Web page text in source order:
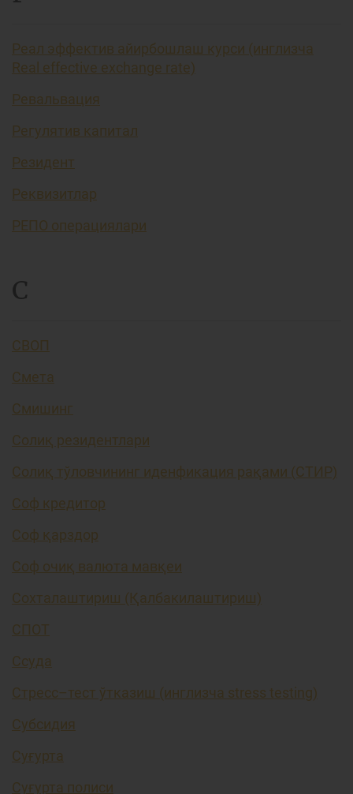
Реал эффектив айирбошлаш курси (инглизча
Real effective exchange rate)
Ревальвация
Регулятив капитал
Резидент
Реквизитлар
РЕПО операциялари
С
СВОП
Смета
Смишинг
Солиқ резидентлари
Солиқ тўловчининг иденфикация рақами (СТИР)
Соф кредитор
Соф қарздор
Соф очиқ валюта мавқеи
Сохталаштириш (Қалбакилаштириш)
СПОТ
Ссуда
Стресс–тест ўтказиш (инглизча stress testing)
Субсидия
Суғурта
Суғурта полиси